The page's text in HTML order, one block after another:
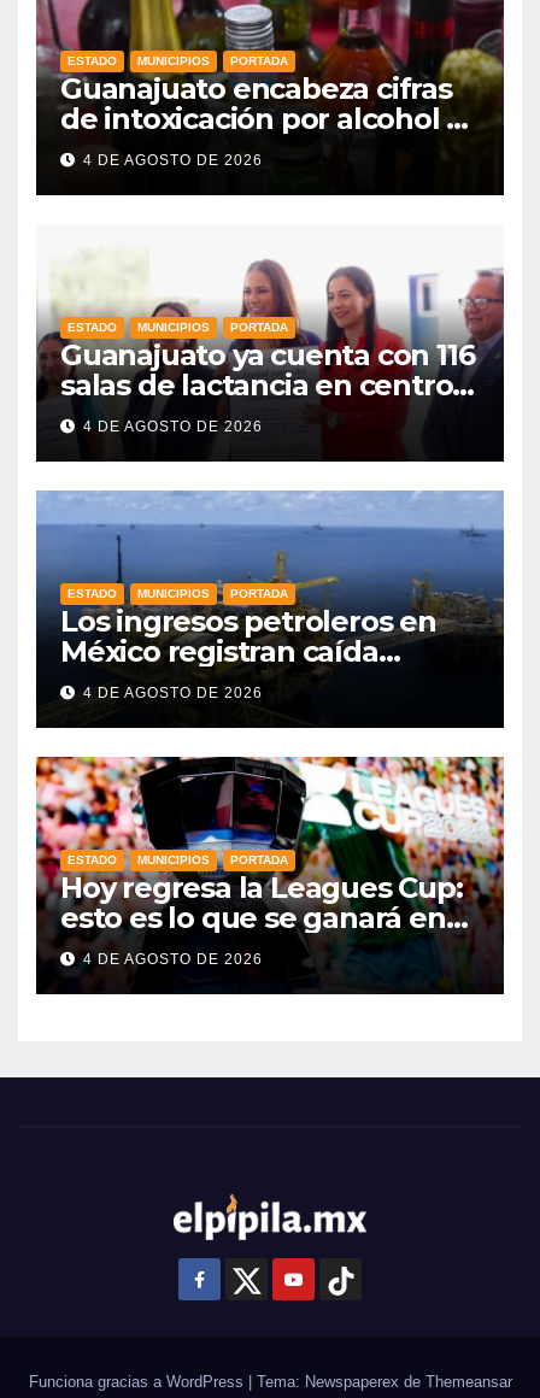
ESTADO MUNICIPIOS PORTADA
Guanajuato encabeza cifras
de intoxicación por alcohol a
nivel nacional
4 DE AGOSTO DE 2026
ESTADO MUNICIPIOS PORTADA
Guanajuato ya cuenta con 116
salas de lactancia en centros
de trabajo: Gobernadora
4 DE AGOSTO DE 2026
ESTADO MUNICIPIOS PORTADA
Los ingresos petroleros en
México registran caída
drástica en una década
4 DE AGOSTO DE 2026
ESTADO MUNICIPIOS PORTADA
Hoy regresa la Leagues Cup:
esto es lo que se ganará en
esta edición
4 DE AGOSTO DE 2026
Funciona gracias a WordPress Tema: Newspaperex de Themeansar